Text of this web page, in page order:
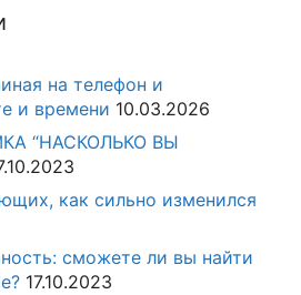
на телефон и
и времени 10.03.2026
“НАСКОЛЬКО ВЫ
как сильно изменился
сможете ли вы найти
17.10.2023